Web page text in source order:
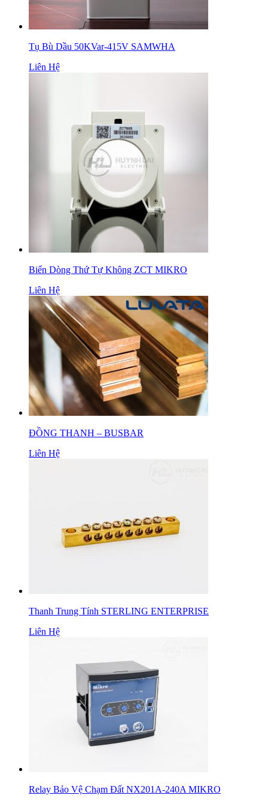
Tụ Bù Dầu 50KVar-415V SAMWHA
Liên Hệ
Biến Dòng Thứ Tự Không ZCT MIKRO
Liên Hệ
ĐỒNG THANH – BUSBAR
Liên Hệ
Thanh Trung Tính STERLING ENTERPRISE
Liên Hệ
Relay Bảo Vệ Chạm Đất NX201A-240A MIKRO